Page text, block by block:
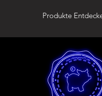
Produkte